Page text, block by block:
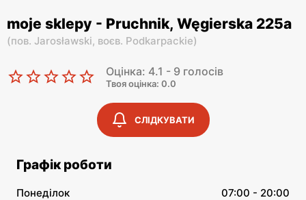
moje sklepy - Pruchnik, Węgierska 225a
(пов. Jarosławski, воєв. Podkarpackie)
Оцінка: 4.1 - 9 голосів
Твоя оцінка: 0.0
СЛІДКУВАТИ
Графік роботи
Понеділок
07:00 - 20:00